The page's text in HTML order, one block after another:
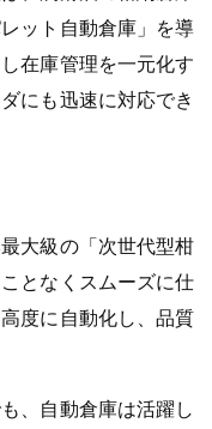
ット自動倉庫」を導
在庫管理を一元化す
にも迅速に対応でき
大級の「次世代型柑
となくスムーズに仕
度に自動化し、品質
、自動倉庫は活躍し